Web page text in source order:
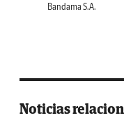
Bandama S.A.
Noticias